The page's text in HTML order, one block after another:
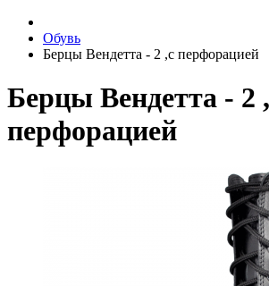
Обувь
Берцы Вендетта - 2 ,с перфорацией
Берцы Вендетта - 2
перфорацией